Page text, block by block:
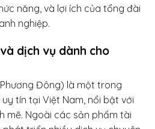
năng, và lợi ích của tổng đài
nghiệp.
dịch vụ dành cho
Phương Đông) là một trong
tín tại Việt Nam, nổi bật với
mẽ. Ngoài các sản phẩm tài